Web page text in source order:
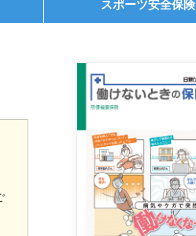
スポーツ安全保険